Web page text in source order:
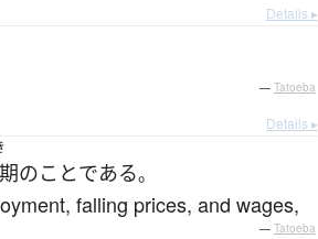
Details ▸
— Tatoeba
Details ▸
のことである。
falling prices, and wages,
— Tatoeba